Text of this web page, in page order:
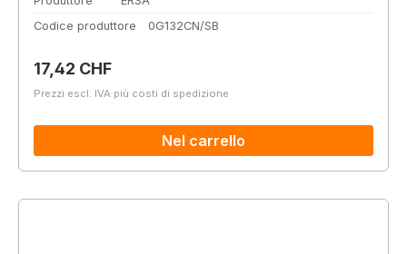
Codice produttore
0G132CN/SB
Prezzo normale:
17,42 CHF
Prezzi escl. IVA più costi di spedizione
Nel carrello